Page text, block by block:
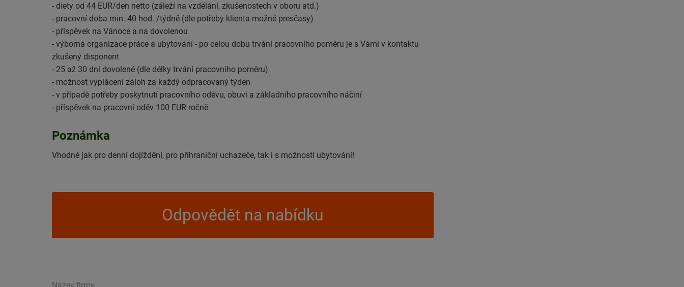
- diety od 44 EUR/den netto (záleží na vzdělání, zkušenostech v oboru atd.)
- pracovní doba min. 40 hod. /týdně (dle potřeby klienta možné presčasy)
- příspěvek na Vánoce a na dovolenou
- výborná organizace práce a ubytování - po celou dobu trvání pracovního poměru je s Vámi v kontaktu
zkušený disponent
- 25 až 30 dní dovolené (dle délky trvání pracovního poměru)
- možnost vyplácení záloh za každý odpracovaný týden
- v případě potřeby poskytnutí pracovního oděvu, obuvi a základního pracovního náčiní
- příspěvek na pracovní oděv 100 EUR ročně
Poznámka
Vhodné jak pro denní dojíždění, pro příhraniční uchazeče, tak i s možností ubytování!
Odpovědět na nabídku